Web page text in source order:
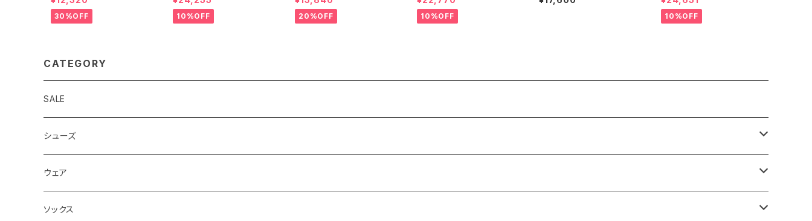
30%OFF 10%OFF 20%OFF 10%OFF
XODUS VEST（エクソドス
ベスト）メンズ / ONYX
10%OFF
CATEGORY
SALE
シューズ
ロード
メンズ
トレイル
ウェア
Teton Bros.
ソックス